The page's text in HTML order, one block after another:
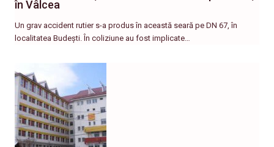
în Vâlcea
Un grav accident rutier s-a produs în această seară pe DN 67, în
localitatea Budești. În coliziune au fost implicate…